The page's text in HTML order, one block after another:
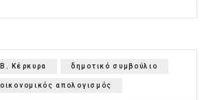
Β. Κέρκυρα δημοτικό συμβούλιο
οικονομικός απολογισμός